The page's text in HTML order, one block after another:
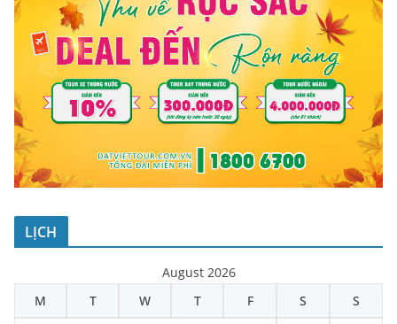
LỊCH
August 2026
M
T W T F S S